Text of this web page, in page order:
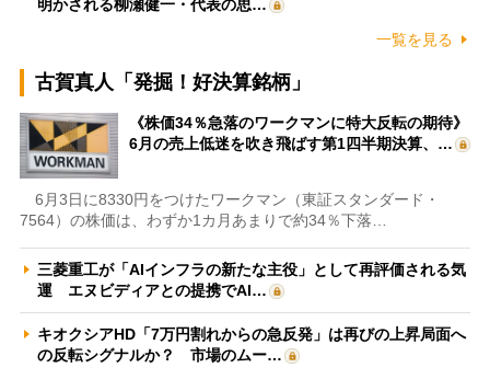
明かされる柳瀬健一・代表の思…
一覧を見る
古賀真人「発掘！好決算銘柄」
《株価34％急落のワークマンに特大反転の期待》
6月の売上低迷を吹き飛ばす第1四半期決算、…
6月3日に8330円をつけたワークマン（東証スタンダード・
7564）の株価は、わずか1カ月あまりで約34％下落…
三菱重工が「AIインフラの新たな主役」として再評価される気
運 エヌビディアとの提携でAI…
キオクシアHD「7万円割れからの急反発」は再びの上昇局面へ
の反転シグナルか？ 市場のムー…